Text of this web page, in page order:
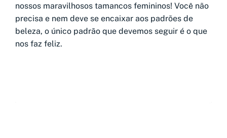
nossos maravilhosos tamancos femininos! Você não
precisa e nem deve se encaixar aos padrões de
beleza, o único padrão que devemos seguir é o que
nos faz feliz.